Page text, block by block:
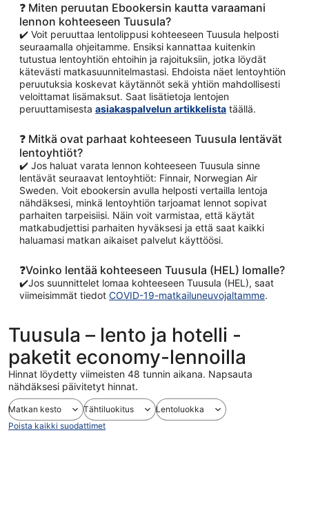
❓ Miten peruutan Ebookersin kautta varaamani
lennon kohteeseen Tuusula?
✔️ Voit peruuttaa lentolippusi kohteeseen Tuusula helposti
seuraamalla ohjeitamme. Ensiksi kannattaa kuitenkin
tutustua lentoyhtiön ehtoihin ja rajoituksiin, jotka löydät
kätevästi matkasuunnitelmastasi. Ehdoista näet lentoyhtiön
peruutuksia koskevat käytännöt sekä yhtiön mahdollisesti
veloittamat lisämaksut. Saat lisätietoja lentojen
peruuttamisesta asiakaspalvelun artikkelista täällä.
❓ Mitkä ovat parhaat kohteeseen Tuusula lentävät
lentoyhtiöt?
✔️ Jos haluat varata lennon kohteeseen Tuusula sinne
lentävät seuraavat lentoyhtiöt: Finnair, Norwegian Air
Sweden. Voit ebookersin avulla helposti vertailla lentoja
nähdäksesi, minkä lentoyhtiön tarjoamat lennot sopivat
parhaiten tarpeisiisi. Näin voit varmistaa, että käytät
matkabudjettisi parhaiten hyväksesi ja että saat kaikki
haluamasi matkan aikaiset palvelut käyttöösi.
❓Voinko lentää kohteeseen Tuusula (HEL) lomalle?
✔️Jos suunnittelet lomaa kohteeseen Tuusula (HEL), saat
viimeisimmät tiedot COVID-19-matkailuneuvojaltamme.
Tuusula – lento ja hotelli -
paketit economy-lennoilla
Hinnat löydetty viimeisten 48 tunnin aikana. Napsauta
nähdäksesi päivitetyt hinnat.
Matkan kesto Tähtiluokitus
Lentoluokka
Poista kaikki suodattimet